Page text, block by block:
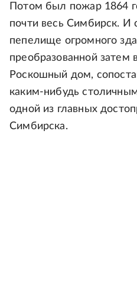
Потом был пожар 1864
почти весь Симбирск. И
пепелище огромного
преобразованной затем
Роскошный дом,
каким-нибудь
одной из главных
Симбирска.